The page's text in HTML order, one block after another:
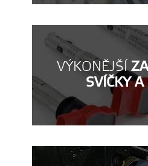
VÝKONĚJŠÍ
SVÍČKY A